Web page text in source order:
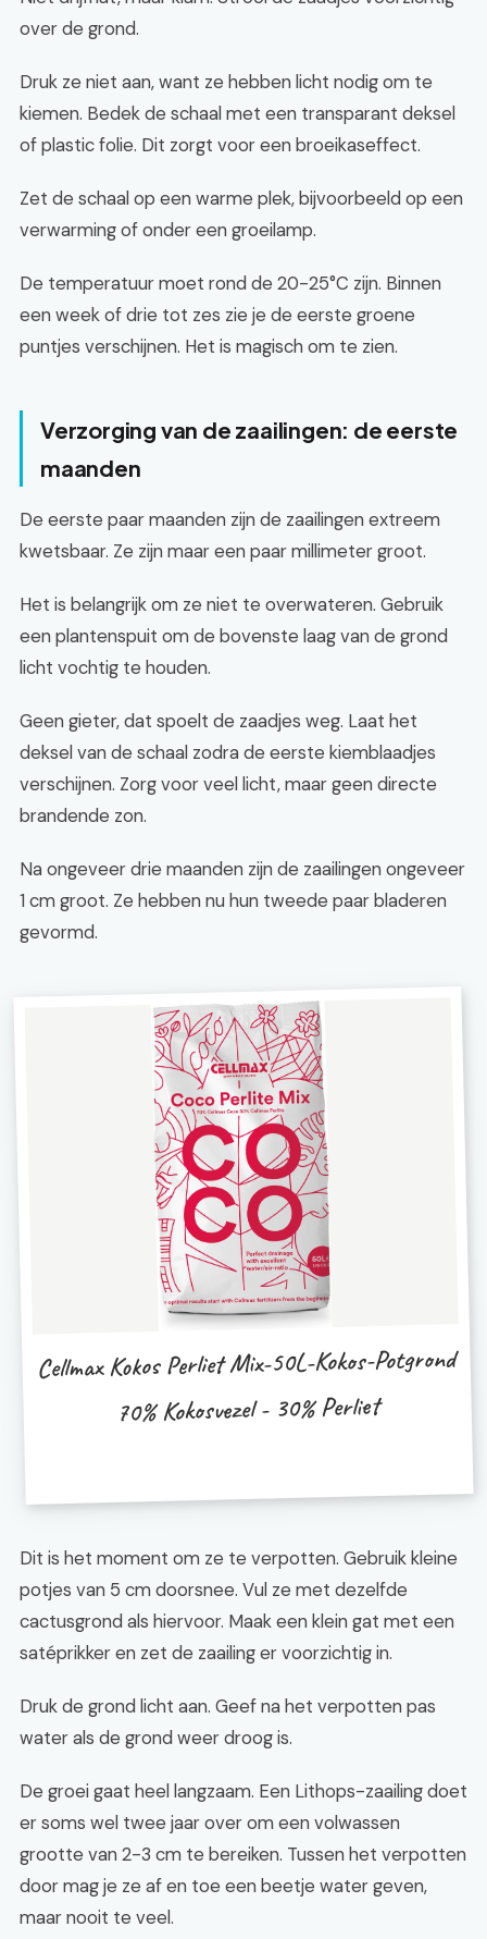
over de grond.
Druk ze niet aan, want ze hebben licht nodig om te
kiemen. Bedek de schaal met een transparant deksel
of plastic folie. Dit zorgt voor een broeikaseffect.
Zet de schaal op een warme plek, bijvoorbeeld op een
verwarming of onder een groeilamp.
De temperatuur moet rond de 20-25°C zijn. Binnen
een week of drie tot zes zie je de eerste groene
puntjes verschijnen. Het is magisch om te zien.
Verzorging van de zaailingen: de eerste
maanden
De eerste paar maanden zijn de zaailingen extreem
kwetsbaar. Ze zijn maar een paar millimeter groot.
Het is belangrijk om ze niet te overwateren. Gebruik
een plantenspuit om de bovenste laag van de grond
licht vochtig te houden.
Geen gieter, dat spoelt de zaadjes weg. Laat het
deksel van de schaal zodra de eerste kiemblaadjes
verschijnen. Zorg voor veel licht, maar geen directe
brandende zon.
Na ongeveer drie maanden zijn de zaailingen ongeveer
1 cm groot. Ze hebben nu hun tweede paar bladeren
gevormd.
Cellmax Kokos Perliet Mix-50L-Kokos-Potgrond
70% Kokosvezel - 30% Perliet
Dit is het moment om ze te verpotten. Gebruik kleine
potjes van 5 cm doorsnee. Vul ze met dezelfde
cactusgrond als hiervoor. Maak een klein gat met een
satéprikker en zet de zaailing er voorzichtig in.
Druk de grond licht aan. Geef na het verpotten pas
water als de grond weer droog is.
De groei gaat heel langzaam. Een Lithops-zaailing doet
er soms wel twee jaar over om een volwassen
grootte van 2-3 cm te bereiken. Tussen het verpotten
door mag je ze af en toe een beetje water geven,
maar nooit te veel.